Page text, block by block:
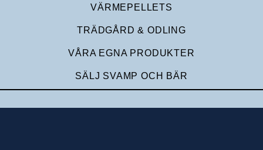
VÄRMEPELLETS
TRÄDGÅRD & ODLING
VÅRA EGNA PRODUKTER
SÄLJ SVAMP OCH BÄR